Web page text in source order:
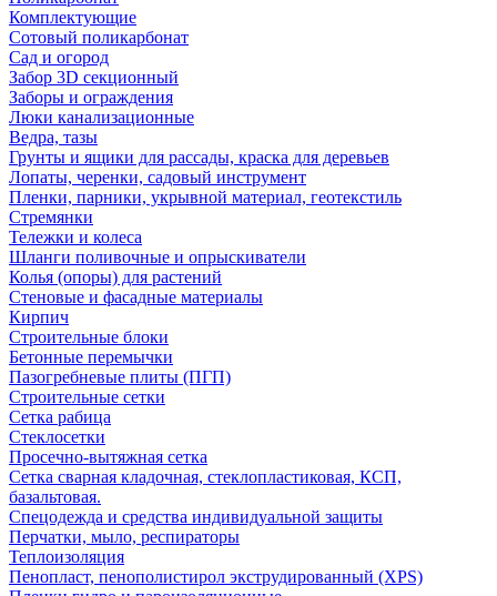
Комплектующие
Сотовый поликарбонат
Сад и огород
Забор 3D секционный
Заборы и ограждения
Люки канализационные
Ведра, тазы
Грунты и ящики для рассады, краска для деревьев
Лопаты, черенки, садовый инструмент
Пленки, парники, укрывной материал, геотекстиль
Стремянки
Тележки и колеса
Шланги поливочные и опрыскиватели
Колья (опоры) для растений
Стеновые и фасадные материалы
Кирпич
Строительные блоки
Бетонные перемычки
Пазогребневые плиты (ПГП)
Строительные сетки
Сетка рабица
Стеклосетки
Просечно-вытяжная сетка
Сетка сварная кладочная, стеклопластиковая, КСП,
базальтовая.
Спецодежда и средства индивидуальной защиты
Перчатки, мыло, респираторы
Теплоизоляция
Пенопласт, пенополистирол экструдированный (XPS)